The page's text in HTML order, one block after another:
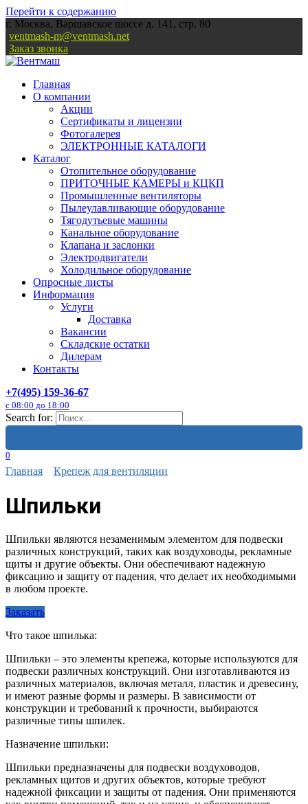
Перейти к содержанию
г. Москва, Варшавское шоссе д. 141, стр. 80
ventmash-m@ventmash.net
Заказ звонка
Главная
О компании
Акции
Сертификаты и лицензии
Фотогалерея
ЭЛЕКТРОННЫЕ КАТАЛОГИ
Каталог
Отопительное оборудование
ПРИТОЧНЫЕ КАМЕРЫ и КЦКП
Промышленные вентиляторы
Пылеулавливающие оборудование
Тягодутьевые машины
Канальное оборудование
Клапана и заслонки
Электродвигатели
Холодильное оборудование
Опросные листы
Информация
Услуги
Доставка
Вакансии
Складские остатки
Дилерам
Контакты
+7(495) 159-36-67
с 08:00 до 18:00
Search for:
0
Главная Крепеж для вентиляции
Шпильки
Шпильки являются незаменимым элементом для подвески
различных конструкций, таких как воздуховоды, рекламные
щиты и другие объекты. Они обеспечивают надежную
фиксацию и защиту от падения, что делает их необходимыми
в любом проекте.
Заказать
Что такое шпилька:
Шпильки – это элементы крепежа, которые используются для
подвески различных конструкций. Они изготавливаются из
различных материалов, включая металл, пластик и древесину,
и имеют разные формы и размеры. В зависимости от
конструкции и требований к прочности, выбираются
различные типы шпилек.
Назначение шпильки:
Шпильки предназначены для подвески воздуховодов,
рекламных щитов и других объектов, которые требуют
надежной фиксации и защиты от падения. Они применяются